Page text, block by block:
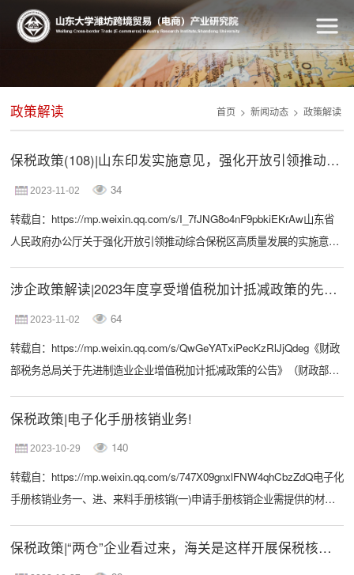
政策解读 首页 > 新闻动态 > 政策解读
保税政策(108)|山东印发实施意见，强化开放引领推动综合保税区高质量发展
2023-11-02
34
转载自：https://mp.weixin.qq.com/s/I_7fJNG8o4nF9pbkiEKrAw山东省
人民政府办公厅关于强化开放引领推动综合保税区高质量发展的实施意见
关部门：为更好发挥综合保税区政策功能优势，助力推进全省高水平对外
合保税区高质量发展，提出如下实施意见。一、总体要求以习近平新时代
中国特色社会主...
涉企政策解读|2023年度享受增值税加计抵减政策的先进制造业企业名单申请解读
2023-11-02
64
转载自：https://mp.weixin.qq.com/s/QwGeYATxiPecKzRlJjQdeg《财政
部税务总局关于先进制造业企业增值税加计抵减政策的公告》（财政部税
增值税加计抵减政策的先进制造业企业名单制定工作有关事项的通知》
福利，针对名单确定，解读如下：Q:先进制造业指什么？A:先进制造业企
业是指高新技术企...
保税政策|电子化手册核销业务!
2023-10-29
140
转载自：https://mp.weixin.qq.com/s/747X09gnxlFNW4qhCbzZdQ电子化
手册核销业务一、进、来料手册核销(一)申请手册核销企业需提供的材
进出口情况一览表》;4.《进口报关单明细表》;5.《出口报关单明细表》;6.
保税政策|“两仓”企业看过来，海关是这样开展保税核查的！